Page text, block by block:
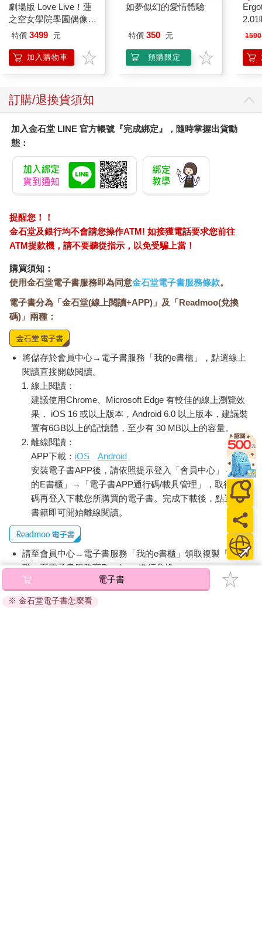
她沒有智能障礙。我認識西西的時候，她十歲，最喜歡拿著一大
把蠟筆畫過一面桌子和一張紙，這樣她就能感覺到蠟筆滑過紙和
桌子的相交處時，手上的觸感有何改變。但有那麼一刻， 她突然
後，她又不畫了。「剛剛有條線通了。就像她開口說話，也是因
為有條線通了。」貝琪說道。(待續)西西第一次接受麻醉， 是在
好些？她回道道：「我母親說，妳只是不想要她再受苦。可是西
著她蒼白的臉色、淡金色的頭髮、高高的顴骨，突然明白過來，
就某方面而言，我倆的關係不一樣了，因為她會一直在我身
邊。」西西究竟能不能認出旁人，或者別人在她身旁時她在不在
意，都還是個謎。貝琪說道：「有時妳覺得自己像個家具，就算
她依偎在妳身邊，很可能也只是因為她需要感受大力的按壓。不
是『喔，我好愛妳』，而是『真溫暖，這東西我可以推一推，壓
貝琪替生命的這段歷程寫了一本小說《傾斜》，記敘了和西西共
度的日子。「她站在廚房櫃子旁用手腕敲木板， 我們就知道她想
要食物， 但行為專家說， 如果她一使性子，我們就拿食物給她，
等於是獎勵她使性子，還賄賂她，要她聽話。但當世界如此令人
慌亂無措，哪個女人不想要食物？這孩子現在快變成一顆球
了。」另一章中，貝琪寫道：「她在洗澡，我回去一看，發現她
開開心心地在浴缸裡漂著，把身邊一些棕色小玩意推過來又推過
去。那些棕色小玩意慢慢四分五裂。那些棕色小玩意是屎。喔，
天哪，誰來幫幫我。出來出來出來，我大叫。我竟然以為她能聽
懂？她還是在微笑。我一把將她拽出來， 她沉重的身軀從浴缸一
側滑了下去， 結果她頭髮上沾了屎， 我手上也沾了屎，而她哈哈
大笑。我沒辦法讓她坐回浴缸，得先把裡頭的屎沖進排水管，可
是我又不能在水槽裡替她清洗， 她坐不下， 於是我在地上舖了幾
條毛巾， 把抹布放在水槽裡泡濕，拎到她頭上擠，一面看著水從
她身體兩側流下，然後看到她腿上好幾道還未癒合的傷口，心
想：好極了，這是在傷口上撒屎！」
傑夫和貝琪必須依照西西的行為來布置居家。所有櫃子都有一百
八十三公分高，這樣她才搆不到。冰箱則用掛鎖鎖上，以免她拿
食物來做些奇怪的事。西西常常因為不睡覺或四處衝撞而進醫
院。醫生不斷建議把西西送走安置。貝琪得了嚴重憂鬱症，因此
住了院。「我真希望生不如死的是別人，不是我。」她後來說
道。貝琪快出院的時候，傑夫發現西西想要掐死茉莉。社工替西
西安排了一個地方，讓她去那裡住三個月。「他們知道我一定受
不了， 沒跟我說她會永遠住在那裡。」 貝琪說道。「 二０００
年一月一日，她永遠離開我們的家。」當時她七歲。
安置機構的醫生建議貝琪和傑夫至少等一個月再去探視，讓西西
先適應新環境。雖然西西似乎適應得不錯， 貝琪卻承受不住， 幾
個星期後， 西西生日那天， 她又住進醫院。她說：「丟棄跟她有
劇場版 Love Live！蓮
之空女學院學園偶像俱
樂部 Bloom Garden
組
特價 3499 元
加入購物車
如夢似幻的愛情體驗
特價 350 元
預購限定
2.01
1590
訂購/退換貨須知
加入金石堂 LINE 官方帳號『完成綁定』，隨時掌握出貨動
態：
提醒您！！
金石堂及銀行均不會請您操作ATM! 如接獲電話要求您前往
ATM提款機，請不要聽從指示，以免受騙上當！
購買須知：
使用金石堂電子書服務即為同意金石堂電子書服務條款。
電子書分為「金石堂(線上閱讀+APP)」及「Readmoo(兌換
碼)」兩種：
將儲存於會員中心→電子書服務「我的e書櫃」，點選線上
閱讀直接開啟閱讀。
線上閱讀：
建議使用Chrome、Microsoft Edge 有較佳的線上瀏覽效
果， iOS 16 或以上版本，Android 6.0 以上版本，建議裝
置有6GB以上的記憶體，至少有 30 MB以上的容量。
離線閱讀：
APP下載： iOS
Android
安裝電子書APP後，請依照提示登入「會員中心」→「我
的E書櫃」→「電子書APP通行碼/載具管理」，取得通行
碼再登入下載您所購買的電子書。完成下載後，點選任一
書籍即可開始離線閱讀。
請至會員中心→電子書服務「我的e書櫃」領取複製『兌換
碼』至電子書服務商Readmoo進行兌換。
退換貨須知：
因版權保護，您在金石堂所購買的電子書僅能以金石堂專屬
電子書
※ 金石堂電子書怎麼看